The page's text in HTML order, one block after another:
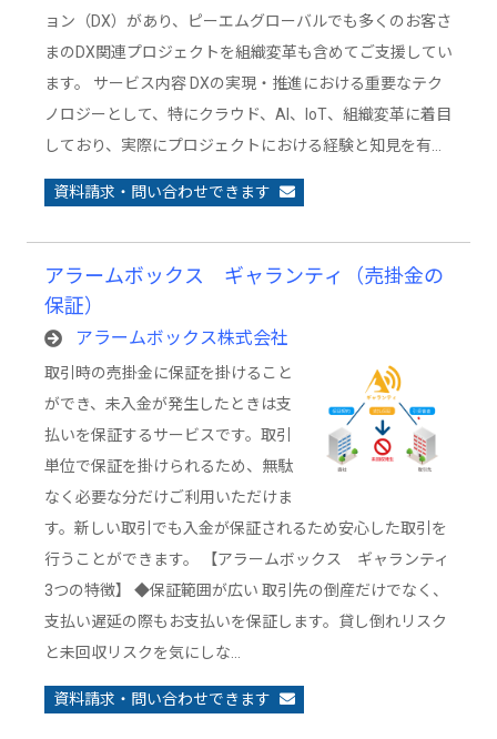
ョン（DX）があり、ピーエムグローバルでも多くのお客さ
まのDX関連プロジェクトを組織変革も含めてご支援してい
ます。 サービス内容 DXの実現・推進における重要なテク
ノロジーとして、特にクラウド、AI、IoT、組織変革に着目
しており、実際にプロジェクトにおける経験と知見を有…
資料請求・問い合わせできます
アラームボックス ギャランティ（売掛金の
保証）
アラームボックス株式会社
取引時の売掛金に保証を掛けること
ができ、未入金が発生したときは支
払いを保証するサービスです。取引
単位で保証を掛けられるため、無駄
なく必要な分だけご利用いただけま
す。新しい取引でも入金が保証されるため安心した取引を
行うことができます。 【アラームボックス ギャランティ
3つの特徴】 ◆保証範囲が広い 取引先の倒産だけでなく、
支払い遅延の際もお支払いを保証します。貸し倒れリスク
と未回収リスクを気にしな…
資料請求・問い合わせできます